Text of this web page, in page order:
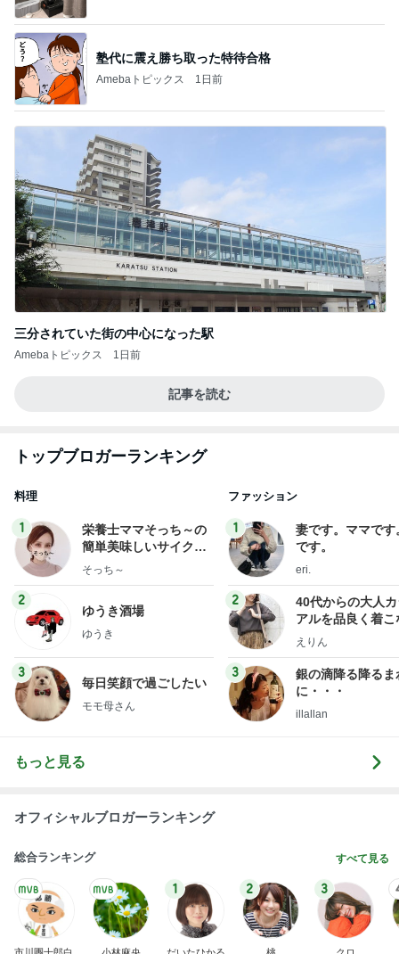
塾代に震え勝ち取った特待合格
Amebaトピックス 1日前
三分されていた街の中心になった駅
Amebaトピックス 1日前
記事を読む
トップブロガーランキング
料理
1
栄養士ママそっち～の
簡単美味しいサイクル
献立
そっち～
2
ゆうき酒場
ゆうき
3
毎日笑顔で過ごしたい
モモ母さん
ファッション
1
妻です。ママです
です。
eri.
2
40代からの大人
アルを品良く着こ
ファッションブロ
えりん
3
銀の滴降る降るま
に・・・
illallan
もっと見る
オフィシャルブロガーランキング
総合ランキング すべて見る
1 2 3